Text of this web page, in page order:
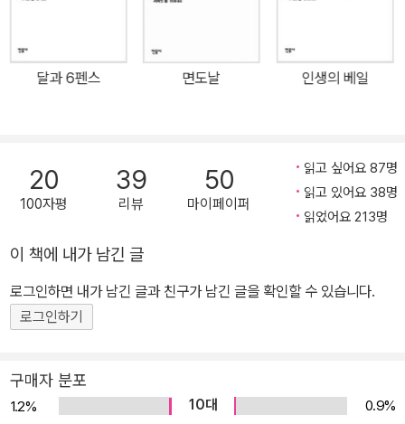
도 한다. 하지만 이런저런 우여곡절을 겪은 다음 주인공은 마침내 깨
달음의 순간을 가지면서 나름의 인생관을 확립한다. 필립도 바로 이
로 만든다.) 다른 교양소설들의 주인공들처럼 여러 문제적 과정을 통
해 삶에 대한 깨달음을 얻게 되는 것이다. ─ 송무, 「작품 해설」 에서
달과 6펜스 면도날 인생의 베일
20
100자평
39
리뷰
50
마이페이퍼
읽고 싶어요 87명
읽고 있어요 38명
읽었어요 213명
이 책에 내가 남긴 글
로그인하면 내가 남긴 글과 친구가 남긴 글을 확인할 수 있습니다.
로그인하기
구매자 분포
1.2% 10대
0.9%